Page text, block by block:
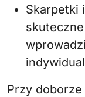
Skarpetki
Przy